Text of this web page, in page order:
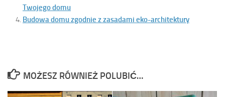
Twojego domu
Budowa domu zgodnie z zasadami eko-architektury
MOŻESZ RÓWNIEŻ POLUBIĆ…